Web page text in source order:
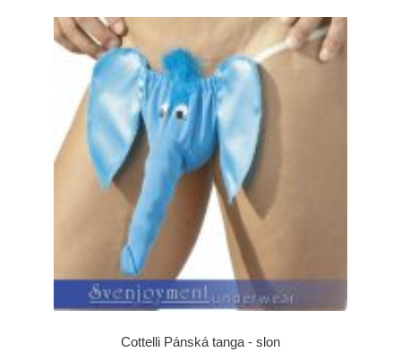
Cottelli Pánská tanga - slon